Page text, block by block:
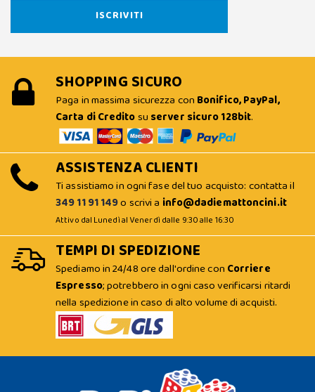
SHOPPING SICURO
Paga in massima sicurezza con Bonifico, PayPal,
Carta di Creditosu server sicuro 128bit.
ASSISTENZA CLIENTI
Ti assistiamo in ogni fase del tuo acquisto: contatta il
349 11 91 149o scrivi a info@dadiemattoncini.it
Attivo dal Lunedì al Venerdì dalle 9:30 alle 16:30
TEMPI DI SPEDIZIONE
Spediamo in 24/48 ore dall'ordine con Corriere
Espresso; potrebbero in ogni caso verificarsi ritardi
nella spedizione in caso di alto volume di acquisti.